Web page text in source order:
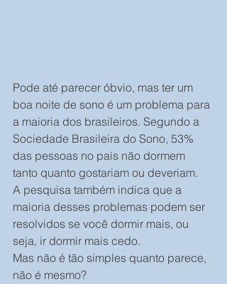
Pode até parecer óbvio, mas ter um
boa noite de sono é um problema para
a maioria dos brasileiros. Segundo a
Sociedade Brasileira do Sono, 53%
das pessoas no país não dormem
tanto quanto gostariam ou deveriam.
A pesquisa também indica que a
maioria desses problemas podem ser
resolvidos se você dormir mais, ou
seja, ir dormir mais cedo.
Mas não é tão simples quanto parece,
não é mesmo?